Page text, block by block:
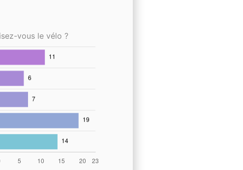
vous le vélo ?